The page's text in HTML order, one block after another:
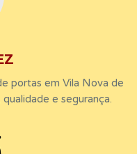
portas em Vila Nova de
e segurança.